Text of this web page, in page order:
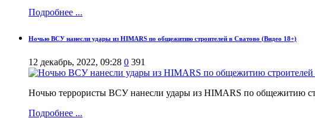
Подробнее ...
Ночью ВСУ нанесли удары из HIMARS по общежитию строителей в Сватово (Видео 18+)
12 декабрь, 2022, 09:28 0 391
Ночью террористы ВСУ нанесли удары из HIMARS по общежитию
Подробнее ...